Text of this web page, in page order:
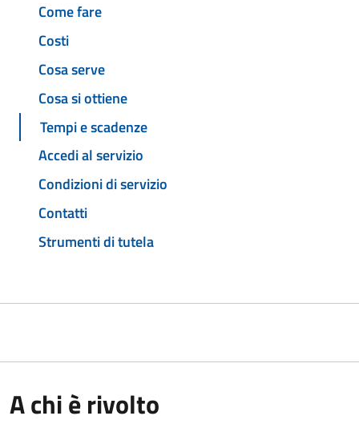
Come fare
Costi
Cosa serve
Cosa si ottiene
Tempi e scadenze
Accedi al servizio
Condizioni di servizio
Contatti
Strumenti di tutela
A chi è rivolto